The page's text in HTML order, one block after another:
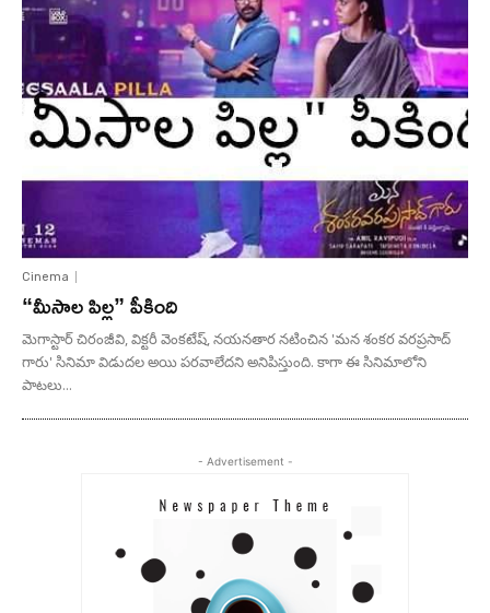
Cinema
“మీసాల పిల్ల” పీకింది
మెగాస్టార్ చిరంజీవి, విక్టరీ వెంకటేష్, నయనతార నటించిన 'మన శంకర వరప్రసాద్
గారు' సినిమా విడుదల అయి పరవాలేదని అనిపిస్తుంది. కాగా ఈ సినిమాలోని
పాటలు...
- Advertisement -